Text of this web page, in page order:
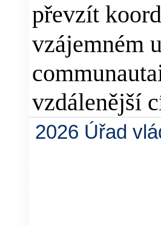
převzít
vzájemném
vzdálenější
2026 Úřad